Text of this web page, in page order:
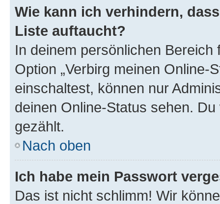
Wie kann ich verhindern,
Liste auftaucht?
In deinem persönlichen
Option „Verbirg meinen Online-
einschaltest, können nur
deinen Online-Status sehen.
gezählt.
Nach oben
Ich habe mein Passwort
Das ist nicht schlimm! Wir